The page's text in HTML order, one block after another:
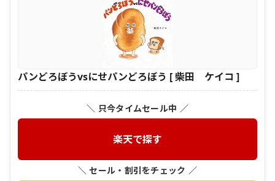
パンどろぼうvsにせパンどろぼう [ 柴田 ケイコ ]
＼ 只今タイムセール中 ／
楽天で探す
＼ セール・割引をチェック ／